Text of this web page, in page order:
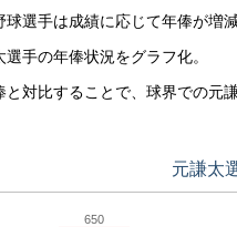
選手は成績に応じて年俸が増減
手の年俸状況をグラフ化。
対比することで、球界での元
元謙太
650